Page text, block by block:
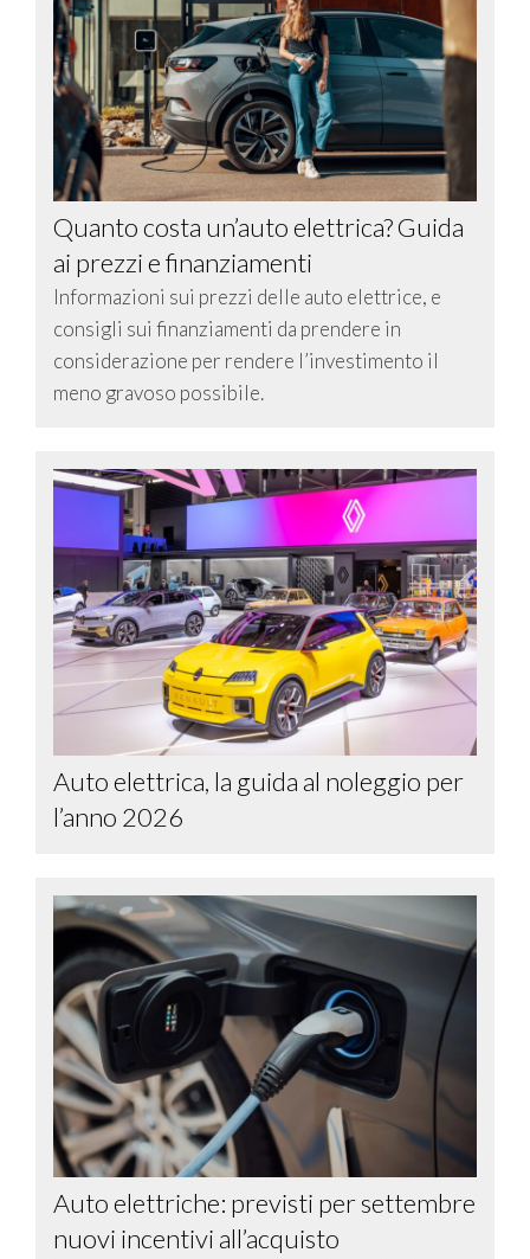
Quanto costa un’auto elettrica? Guida
ai prezzi e finanziamenti
Informazioni sui prezzi delle auto elettrice, e
consigli sui finanziamenti da prendere in
considerazione per rendere l’investimento il
meno gravoso possibile.
Auto elettrica, la guida al noleggio per
l’anno 2026
Auto elettriche: previsti per settembre
nuovi incentivi all’acquisto